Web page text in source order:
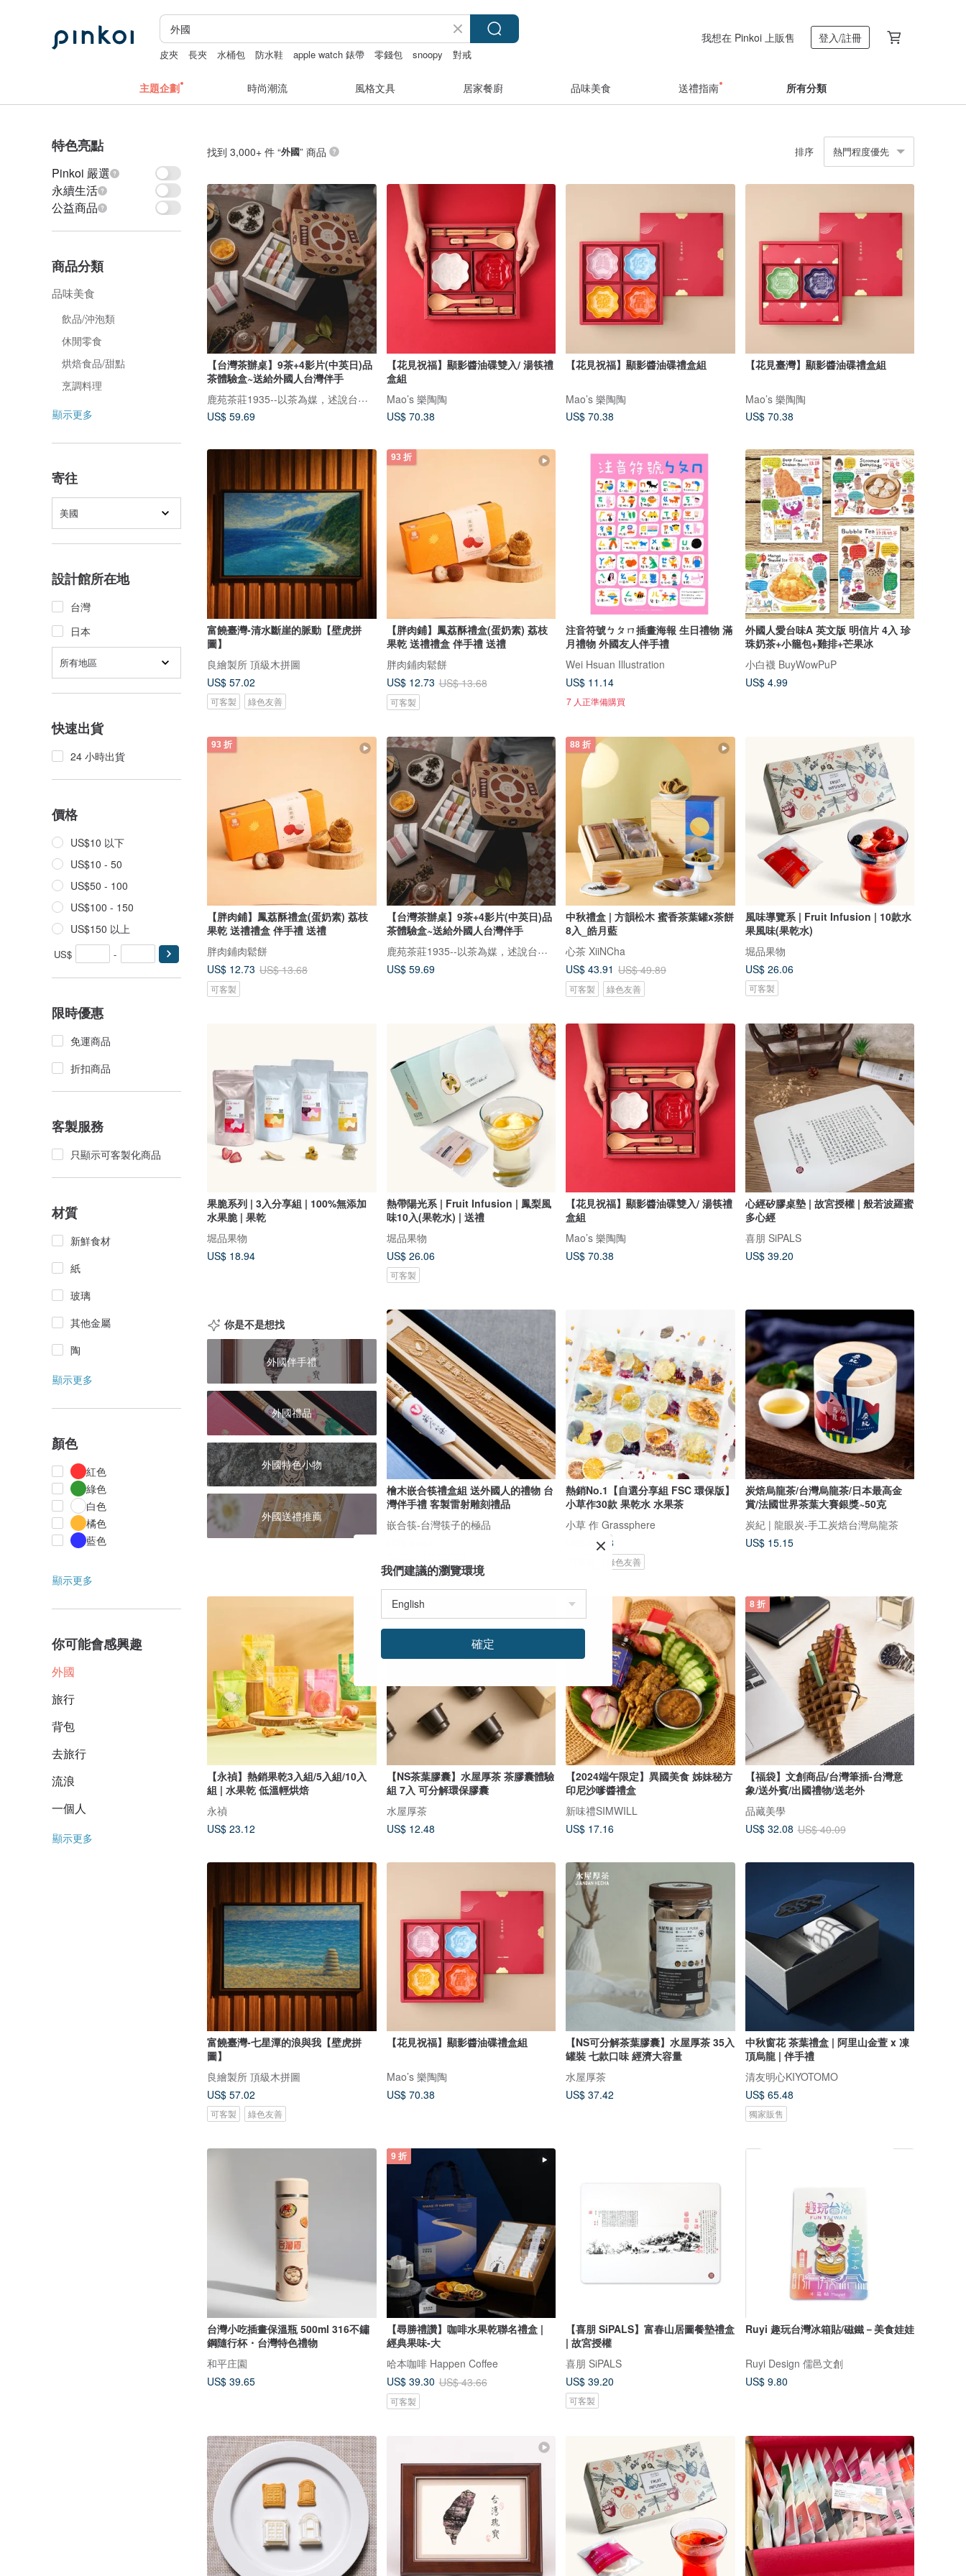
皮夾 長夾 水桶包 防水鞋 apple watch 錶帶 零錢包 snoopy 對戒
我想在 Pinkoi 上販售 登入/註冊
主題企劃 時尚潮流 風格文具 居家餐廚 品味美食 送禮指南 所有分類
特色亮點
Pinkoi 嚴選
永續生活
公益商品
商品分類
品味美食
飲品/沖泡類
休閒零食
烘焙食品/甜點
烹調料理
顯示更多
寄往
美國
設計館所在地
台灣
日本
所有地區
快速出貨
24 小時出貨
價格
US$10 以下
US$10 - 50
US$50 - 100
US$100 - 150
US$150 以上
US$ -
限時優惠
免運商品
折扣商品
客製服務
只顯示可客製化商品
材質
新鮮食材
紙
玻璃
其他金屬
陶
顯示更多
顏色
紅色
綠色
白色
橘色
藍色
顯示更多
你可能會感興趣
外國
旅行
背包
去旅行
流浪
一個人
顯示更多
找到 3,000+ 件 “外國” 商品 排序 熱門程度優先
【台灣茶辦桌】9茶+4影片(中英日)品
茶體驗盒~送給外國人台灣伴手
鹿苑茶莊1935--以茶為媒，述說台灣島嶼的故事與溫暖
US$ 59.69
【花見祝福】顯影醬油碟雙入/ 湯筷禮
盒組
Mao’s 樂陶陶
US$ 70.38
【花見祝福】顯影醬油碟禮盒組
Mao’s 樂陶陶
US$ 70.38
【花見臺灣】顯影醬油碟禮盒組
Mao’s 樂陶陶
US$ 70.38
富饒臺灣-清水斷崖的脈動【壁虎拼
圖】
良繪製所 頂級木拼圖
US$ 57.02
可客製 綠色友善
93 折
【胖肉鋪】鳳荔酥禮盒(蛋奶素) 荔枝
果乾 送禮禮盒 伴手禮 送禮
胖肉鋪肉鬆餅
US$ 12.73 US$ 13.68
可客製
注音符號ㄅㄆㄇ插畫海報 生日禮物 滿
月禮物 外國友人伴手禮
Wei Hsuan Illustration
US$ 11.14
7 人正準備購買
外國人愛台味A 英文版 明信片 4入 珍
珠奶茶+小籠包+雞排+芒果冰
小白襪 BuyWowPuP
US$ 4.99
93 折
【胖肉鋪】鳳荔酥禮盒(蛋奶素) 荔枝
果乾 送禮禮盒 伴手禮 送禮
胖肉鋪肉鬆餅
US$ 12.73 US$ 13.68
可客製
【台灣茶辦桌】9茶+4影片(中英日)品
茶體驗盒~送給外國人台灣伴手
鹿苑茶莊1935--以茶為媒，述說台灣島嶼的故事與溫暖
US$ 59.69
88 折
中秋禮盒 | 方韻松木 蜜香茶葉罐x茶餅
8入_皓月藍
心茶 XiiNCha
US$ 43.91 US$ 49.89
可客製 綠色友善
風味導覽系 | Fruit Infusion | 10款水
果風味(果乾水)
堀品果物
US$ 26.06
可客製
果脆系列 | 3入分享組 | 100%無添加
水果脆 | 果乾
堀品果物
US$ 18.94
熱帶陽光系 | Fruit Infusion | 鳳梨風
味10入(果乾水) | 送禮
堀品果物
US$ 26.06
可客製
【花見祝福】顯影醬油碟雙入/ 湯筷禮
盒組
Mao’s 樂陶陶
US$ 70.38
心經矽膠桌墊 | 故宮授權 | 般若波羅蜜
多心經
喜朋 SiPALS
US$ 39.20
你是不是想找
外國伴手禮
外國禮品
外國特色小物
外國送禮推薦
檜木嵌合筷禮盒組 送外國人的禮物 台
灣伴手禮 客製雷射雕刻禮品
嵌合筷-台灣筷子的極品
熱銷No.1【自選分享組 FSC 環保版】
小草作30款 果乾水 水果茶
小草 作 Grassphere
US$ 39.38
綠色友善
炭焙烏龍茶/台灣烏龍茶/日本最高金
賞/法國世界茶葉大賽銀獎~50克
炭紀 | 龍眼炭-手工炭焙台灣烏龍茶
US$ 15.15
【永禎】熱銷果乾3入組/5入組/10入
組 | 水果乾 低溫輕烘焙
永禎
US$ 23.12
【NS茶葉膠囊】水屋厚茶 茶膠囊體驗
組 7入 可分解環保膠囊
水屋厚茶
US$ 12.48
【2024端午限定】異國美食 姊妹秘方
印尼沙嗲醬禮盒
新味禮SIMWILL
US$ 17.16
8 折
【福袋】文創商品/台灣筆插-台灣意
象/送外賓/出國禮物/送老外
品藏美學
US$ 32.08 US$ 40.09
富饒臺灣-七星潭的浪與我【壁虎拼
圖】
良繪製所 頂級木拼圖
US$ 57.02
可客製 綠色友善
【花見祝福】顯影醬油碟禮盒組
Mao’s 樂陶陶
US$ 70.38
【NS可分解茶葉膠囊】水屋厚茶 35入
罐裝 七款口味 經濟大容量
水屋厚茶
US$ 37.42
中秋窗花 茶葉禮盒 | 阿里山金萱 x 凍
頂烏龍 | 伴手禮
清友明心KIYOTOMO
US$ 65.48
獨家販售
台灣小吃插畫保溫瓶 500ml 316不鏽
鋼隨行杯・台灣特色禮物
和平庄園
US$ 39.65
9 折
【尋勝禮讚】咖啡水果乾聯名禮盒 |
經典果味-大
哈本咖啡 Happen Coffee
US$ 39.30 US$ 43.66
可客製
【喜朋 SiPALS】富春山居圖餐墊禮盒
| 故宮授權
喜朋 SiPALS
US$ 39.20
可客製
Ruyi 趣玩台灣冰箱貼/磁鐵－美食娃娃
Ruyi Design 儒邑文創
US$ 9.80
我們建議的瀏覽環境
確定